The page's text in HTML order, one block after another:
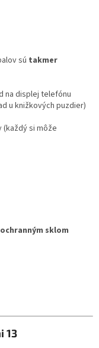
sú takmer
na displej telefónu
u knižkových puzdier)
(každý si môže
sklom
13